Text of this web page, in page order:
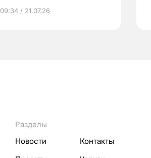
09:34 / 21.07.26
Разделы
Новости
Контакты